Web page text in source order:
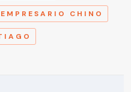
EMPRESARIO CHINO